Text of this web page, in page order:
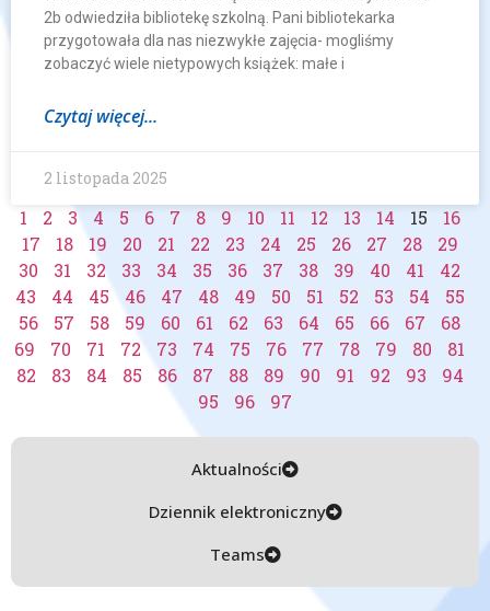
Aktualności
Dziennik elektroniczny
Teams
2b odwiedziła bibliotekę szkolną. Pani bibliotekarka
przygotowała dla nas niezwykłe zajęcia- mogliśmy
zobaczyć wiele nietypowych książek: małe i
Czytaj więcej...
2 listopada 2025
1 2 3 4 5 6 7 8 9 10 11 12 13 14 15
16
17
18 19 20 21 22 23 24 25 26 27 28
29
30
31 32 33 34 35 36 37 38 39 40 41
42
43
44 45 46 47 48 49 50 51 52 53 54
55
56
57 58 59 60 61 62 63 64 65 66 67
68
69
70 71 72 73 74 75 76 77 78 79 80
81
82
83 84 85 86 87 88 89 90 91 92 93
94
95
96 97